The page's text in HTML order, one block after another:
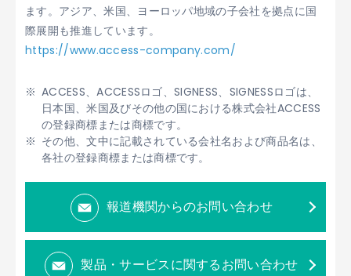
ます。アジア、米国、ヨーロッパ地域の子会社を拠点に国
際展開も推進しています。
https://www.access-company.com/
ACCESS、ACCESSロゴ、SIGNESS、SIGNESSロゴは、
日本国、米国及びその他の国における株式会社ACCESS
の登録商標または商標です。
その他、文中に記載されている会社名および商品名は、
各社の登録商標または商標です。
報道機関からのお問い合わせ
製品・サービスに関するお問い合わせ